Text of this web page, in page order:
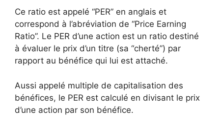
Ce ratio est appelé “PER” en anglais et
correspond à l’abréviation de “Price Earning
Ratio”. Le PER d’une action est un ratio destiné
à évaluer le prix d’un titre (sa “cherté”) par
rapport au bénéfice qui lui est attaché.
Aussi appelé multiple de capitalisation des
bénéfices, le PER est calculé en divisant le prix
d’une action par son bénéfice.